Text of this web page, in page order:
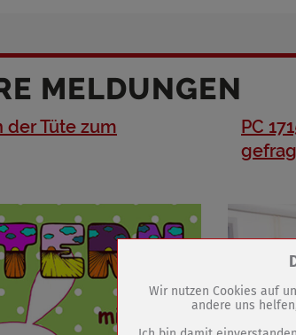
MELDUNGEN
der Tüte zum
PC
Zum
PHP Session
Anbieter
Eigentümer
Wir nutzen Cookies auf
andere uns